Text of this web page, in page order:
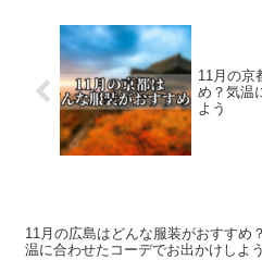
11月の京
め？気温
よう
11月の広島はどんな服装がおすすめ
温に合わせたコーデでお出かけしよう